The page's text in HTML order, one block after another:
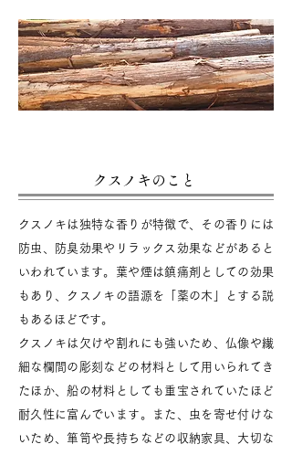
クスノキのこと
クスノキは独特な香りが特徴で、その香りには
防虫、防臭効果やリラックス効果などがあると
いわれています。 葉や煙は鎮痛剤としての効果
もあり、クスノキの語源を「薬の木」とする説
もあるほどです。
クスノキは欠けや割れにも強いため、仏像や繊
細な欄間の彫刻などの材料として用いられてき
たほか、船の材料としても重宝されていたほど
耐久性に富んでいます。また、虫を寄せ付けな
いため、箪笥や長持ちなどの収納家具、大切な